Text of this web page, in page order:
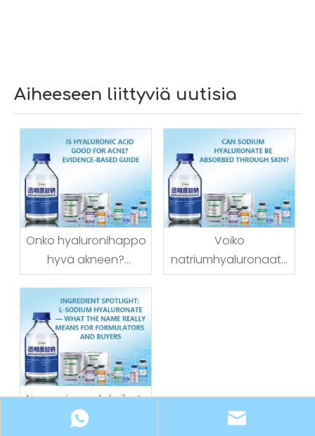
Aiheeseen liittyviä uutisia
Onko hyaluronihappo
hyvä akneen?
Todisteisiin perustuva
opas
Voiko
natriumhyaluronaatti
imeytyä ihon läpi?
Ainesosien valokeila: L-
natriumhyaluronaatti